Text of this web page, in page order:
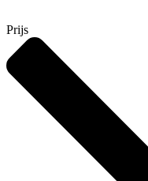
Prijs